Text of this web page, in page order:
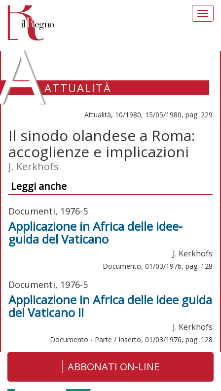
ATTUALITÀ
Attualità, 10/1980, 15/05/1980, pag. 229
Il sinodo olandese a Roma:
accoglienze e implicazioni
J. Kerkhofs
Leggi anche
Documenti, 1976-5
Applicazione in Africa delle idee-
guida del Vaticano
J. Kerkhofs
Documento, 01/03/1976, pag. 128
Documenti, 1976-5
Applicazione in Africa delle idee guida
del Vaticano II
J. Kerkhofs
Documento - Parte / Inserto, 01/03/1976, pag. 128
ABBONATI ON-LINE